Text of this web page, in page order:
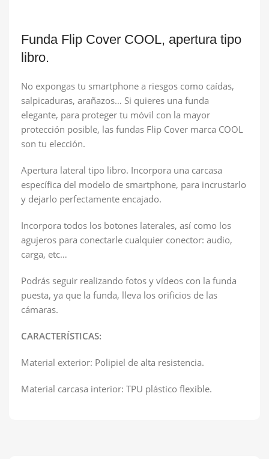
Funda Flip Cover COOL, apertura tipo
libro.
No expongas tu smartphone a riesgos como caídas,
salpicaduras, arañazos… Si quieres una funda
elegante, para proteger tu móvil con la mayor
protección posible, las fundas Flip Cover marca COOL
son tu elección.
Apertura lateral tipo libro. Incorpora una carcasa
específica del modelo de smartphone, para incrustarlo
y dejarlo perfectamente encajado.
Incorpora todos los botones laterales, así como los
agujeros para conectarle cualquier conector: audio,
carga, etc…
Podrás seguir realizando fotos y vídeos con la funda
puesta, ya que la funda, lleva los orificios de las
cámaras.
CARACTERÍSTICAS:
Material exterior: Polipiel de alta resistencia.
Material carcasa interior: TPU plástico flexible.